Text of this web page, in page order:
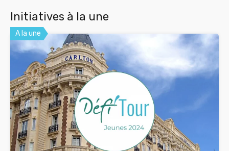
Initiatives à la une
A la une